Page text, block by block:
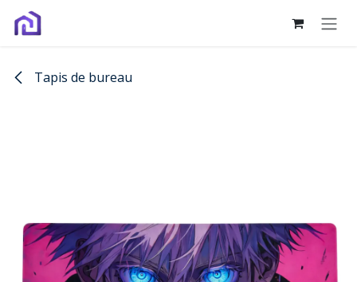
Se rendre au contenu
Tapis de bureau